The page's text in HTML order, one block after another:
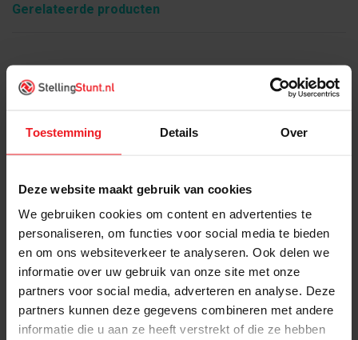
Toestemming Details Over
Deze website maakt gebruik van cookies
We gebruiken cookies om content en advertenties te
personaliseren, om functies voor social media te bieden
en om ons websiteverkeer te analyseren. Ook delen we
informatie over uw gebruik van onze site met onze
partners voor social media, adverteren en analyse. Deze
partners kunnen deze gegevens combineren met andere
informatie die u aan ze heeft verstrekt of die ze hebben
Gerelateerde producten
Product informatie